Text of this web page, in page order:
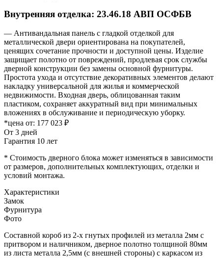
Внутренняя отделка: 23.46.18 АВП ОСФБВ
— Антивандальная панель с гладкой отделкой для
металлической двери ориентирована на покупателей,
ценящих сочетание прочности и доступной цены. Изделие
защищает полотно от повреждений, продлевая срок службы
дверной конструкции без замены основной фурнитуры.
Простота ухода и отсутствие декоративных элементов делают
накладку универсальной для жилья и коммерческой
недвижимости. Входная дверь, облицованная таким
пластиком, сохраняет аккуратный вид при минимальных
вложениях в обслуживание и периодическую уборку.
*цена от: 177 023 ₽
От 3 дней
Гарантия 10 лет
* Стоимость дверного блока может изменяться в зависимости
от размеров, дополнительных комплектующих, отделки и
условий монтажа.
Характеристики
Замок
Фурнитура
Фото
Составной короб из 2-х гнутых профилей из металла 2мм с
притвором и наличником, дверное полотно толщиной 80мм
из листа металла 2,5мм (с внешней стороны) c каркасом из